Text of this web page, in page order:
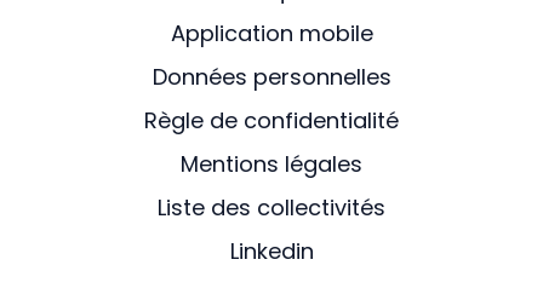
Application mobile
Données personnelles
Règle de confidentialité
Mentions légales
Liste des collectivités
Linkedin